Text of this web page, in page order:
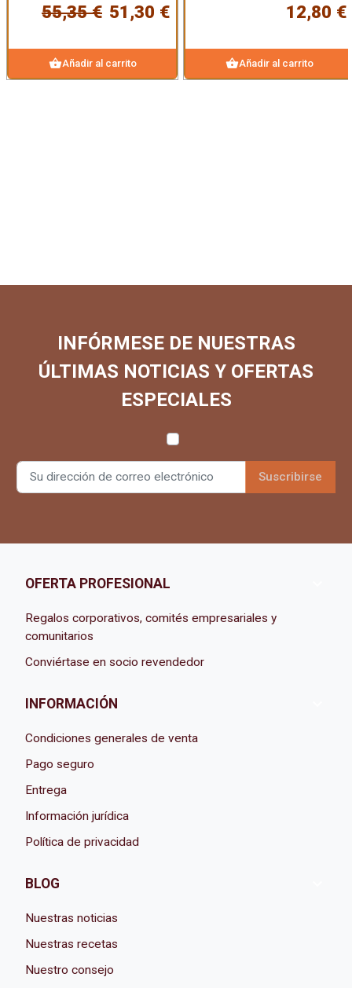
55,35 € 51,30 €
shopping_basketAñadir al carrito
12,80 €
shopping_basketAñadir al carrito
INFÓRMESE DE NUESTRAS
ÚLTIMAS NOTICIAS Y OFERTAS
ESPECIALES
OFERTA PROFESIONAL
Regalos corporativos, comités empresariales y
comunitarios
Conviértase en socio revendedor
INFORMACIÓN
Condiciones generales de venta
Pago seguro
Entrega
Información jurídica
Política de privacidad
BLOG
Nuestras noticias
Nuestras recetas
Nuestro consejo